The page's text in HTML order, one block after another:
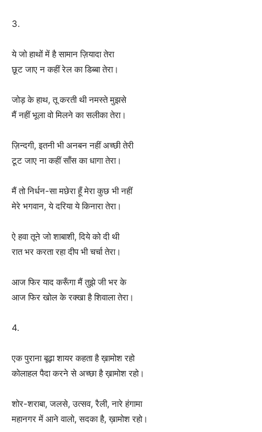
3.
ये जो हाथों में है सामान ज़ियादा तेरा
छूट जाए न कहीं रेल का डिब्बा तेरा।
जोड़ के हाथ, तू करती थी नमस्ते मुझसे
मैं नहीं भूला वो मिलने का सलीका तेरा।
ज़िन्दगी, इतनी भी अनबन नहीं अच्छी तेरी
टूट जाए ना कहीं साँस का धागा तेरा।
मैं तो निर्धन-सा मछेरा हूँ मेरा कुछ भी नहीं
मेरे भगवान, ये दरिया ये किनारा तेरा।
ऐ हवा तूने जो शाबाशी, दिये को दी थी
रात भर करता रहा दीप भी चर्चा तेरा।
आज फिर याद करूँगा मैं तुझे जी भर के
आज फिर खोल के रक्खा है शिवाला तेरा।
4.
एक पुराना बूढ़ा शायर कहता है ख़ामोश रहो
कोलाहल पैदा करने से अच्छा है ख़ामोश रहो।
शोर-शराबा, जलसे, उत्सव, रैली, नारे हंगामा
महानगर में आने वालो, सदका है, ख़ामोश रहो।